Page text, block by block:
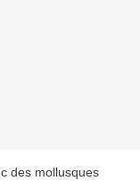
des mollusques